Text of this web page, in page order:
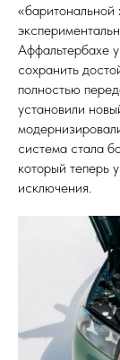
«баритональной
Аффальтербахе
сохранить
полностью
установили
система стала
который теперь
исключения.